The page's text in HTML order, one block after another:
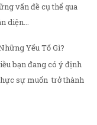
vấn đề cụ thể qua
diện...
Yếu Tố Gì?
bạn đang có ý định
sự muốn trở thành